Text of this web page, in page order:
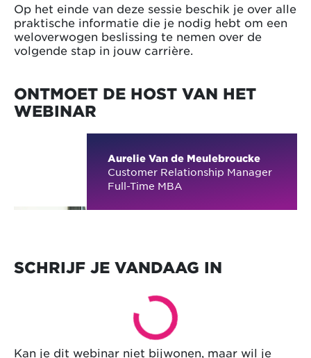
Op het einde van deze sessie beschik je over alle
praktische informatie die je nodig hebt om een
weloverwogen beslissing te nemen over de
volgende stap in jouw carrière.
ONTMOET DE HOST VAN HET
WEBINAR
Aurelie Van de Meulebroucke
Customer Relationship Manager
Full-Time MBA
SCHRIJF JE VANDAAG IN
Kan je dit webinar niet bijwonen, maar wil je